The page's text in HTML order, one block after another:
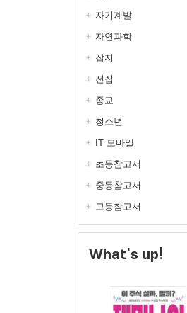
자기계발
자연과학
잡지
전집
종교
청소년
IT 모바일
초등참고서
중등참고서
고등참고서
What's up!